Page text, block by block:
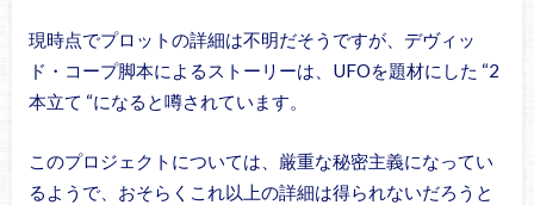
現時点でプロットの詳細は不明だそうですが、デヴィッ
ド・コープ脚本によるストーリーは、UFOを題材にした “2
本立て “になると噂されています。
このプロジェクトについては、厳重な秘密主義になってい
るようで、おそらくこれ以上の詳細は得られないだろうと